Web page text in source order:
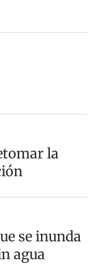
la
se inunda
agua